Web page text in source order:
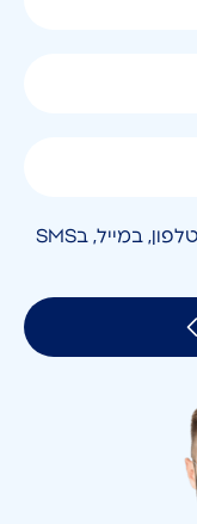
אני מאשר/ת קבלת חומר פרסומי בטלפון, במייל, בSMS